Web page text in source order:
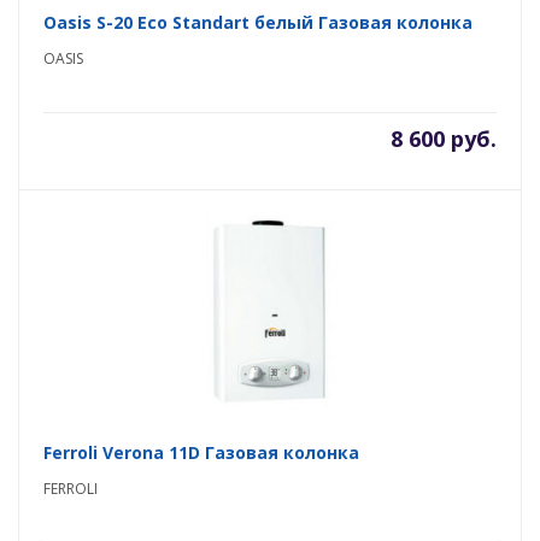
Oasis S-20 Eco Standart белый Газовая колонка
OASIS
8 600 руб.
Ferroli Verona 11D Газовая колонка
FERROLI